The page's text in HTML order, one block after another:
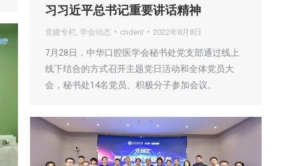
习习近平总书记重要讲话精神
党建专栏 学会动态 cndent 2022年8月8日
7月28日，中华口腔医学会秘书处党支部通过线上
线下结合的方式召开主题党日活动和全体党员大
会，秘书处14名党员、积极分子参加会议。